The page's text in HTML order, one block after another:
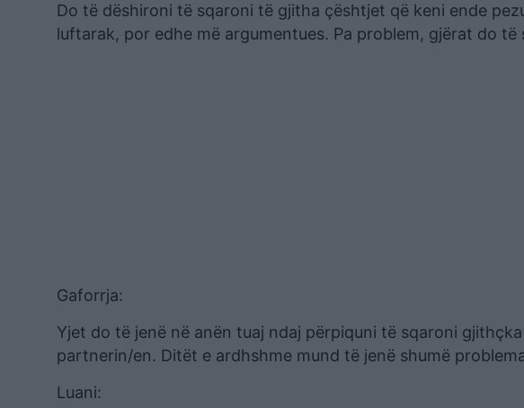
Do të dëshironi të sqaroni të gjitha çështjet që keni ende
luftarak, por edhe më argumentues. Pa problem, gjërat do
Gaforrja:
Yjet do të jenë në anën tuaj ndaj përpiquni të sqaroni
partnerin/en. Ditët e ardhshme mund të jenë shumë
Luani: